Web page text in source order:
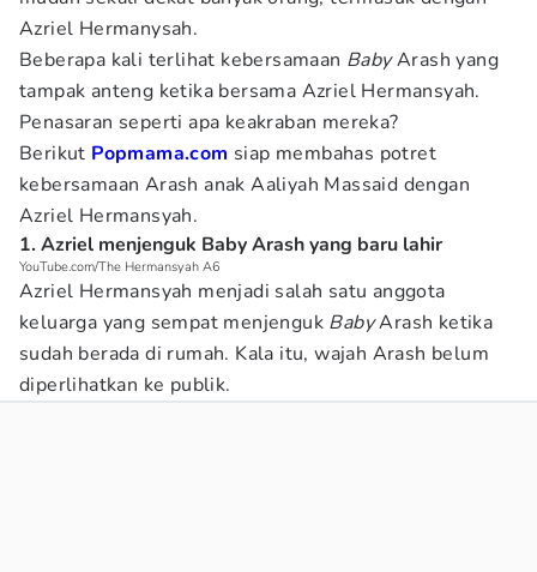
Azriel Hermanysah.
Beberapa kali terlihat kebersamaan BabyArash yang
tampak anteng ketika bersama Azriel Hermansyah.
Penasaran seperti apa keakraban mereka?
Berikut Popmama.com siap membahas potret
kebersamaan Arash anak Aaliyah Massaid dengan
Azriel Hermansyah.
1. Azriel menjenguk Baby Arash yang baru lahir
YouTube.com/The Hermansyah A6
Azriel Hermansyah menjadi salah satu anggota
keluarga yang sempat menjenguk BabyArash ketika
sudah berada di rumah. Kala itu, wajah Arash belum
diperlihatkan ke publik.